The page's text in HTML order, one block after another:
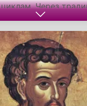
Через
демонстрирует
где
связаны.
помогает
наследием